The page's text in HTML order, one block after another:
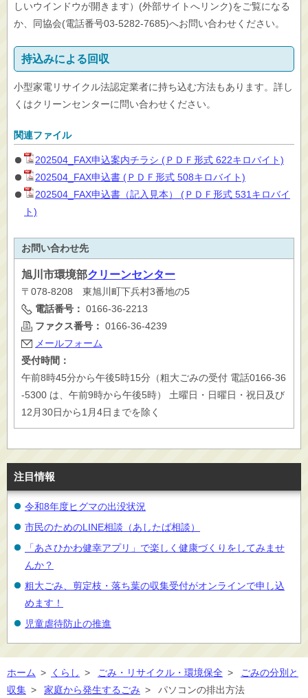
しいウインドウが開きます）(外部サイトへリンク)をご覧になる
か、同協会(電話番号03-5282-7685)へお問い合わせください。
持込みによる回収
小型家電リサイクル法認定業者に持ち込む方法もあります。詳し
くはクリーンセンターに問い合わせください。
関連ファイル
202504_FAX申込案内チラシ (ＰＤＦ形式 622キロバイト)
202504_FAX申込書 (ＰＤＦ形式 508キロバイト)
202504_FAX申込書（記入見本） (ＰＤＦ形式 531キロバイ
ト)
お問い合わせ先
旭川市環境部クリーンセンター
〒078-8208 東旭川町下兵村3番地の5
電話番号： 0166-36-2213
ファクス番号： 0166-36-4239
メールフォーム
受付時間：
午前8時45分から午後5時15分（粗大ごみの受付 電話0166-36
-5300 は、午前9時から午後5時） 土曜日・日曜日・祝日及び
12月30日から1月4日までを除く
注目情報
令和8年度ヒグマの出没状況
市民のためのLINE相談（あしたば相談）
「あさひかわ健幸アプリ」で楽しく健康づくりをしてみませ
んか？
粗大ごみ、剪定枝・落ち葉の収集受付がオンラインで申し込
めます！
児童虐待防止の推進
ホーム > くらし > ごみ・リサイクル・環境保全 >
ごみの分別と
収集 > 家庭から発生するごみ > パソコンの排出方法